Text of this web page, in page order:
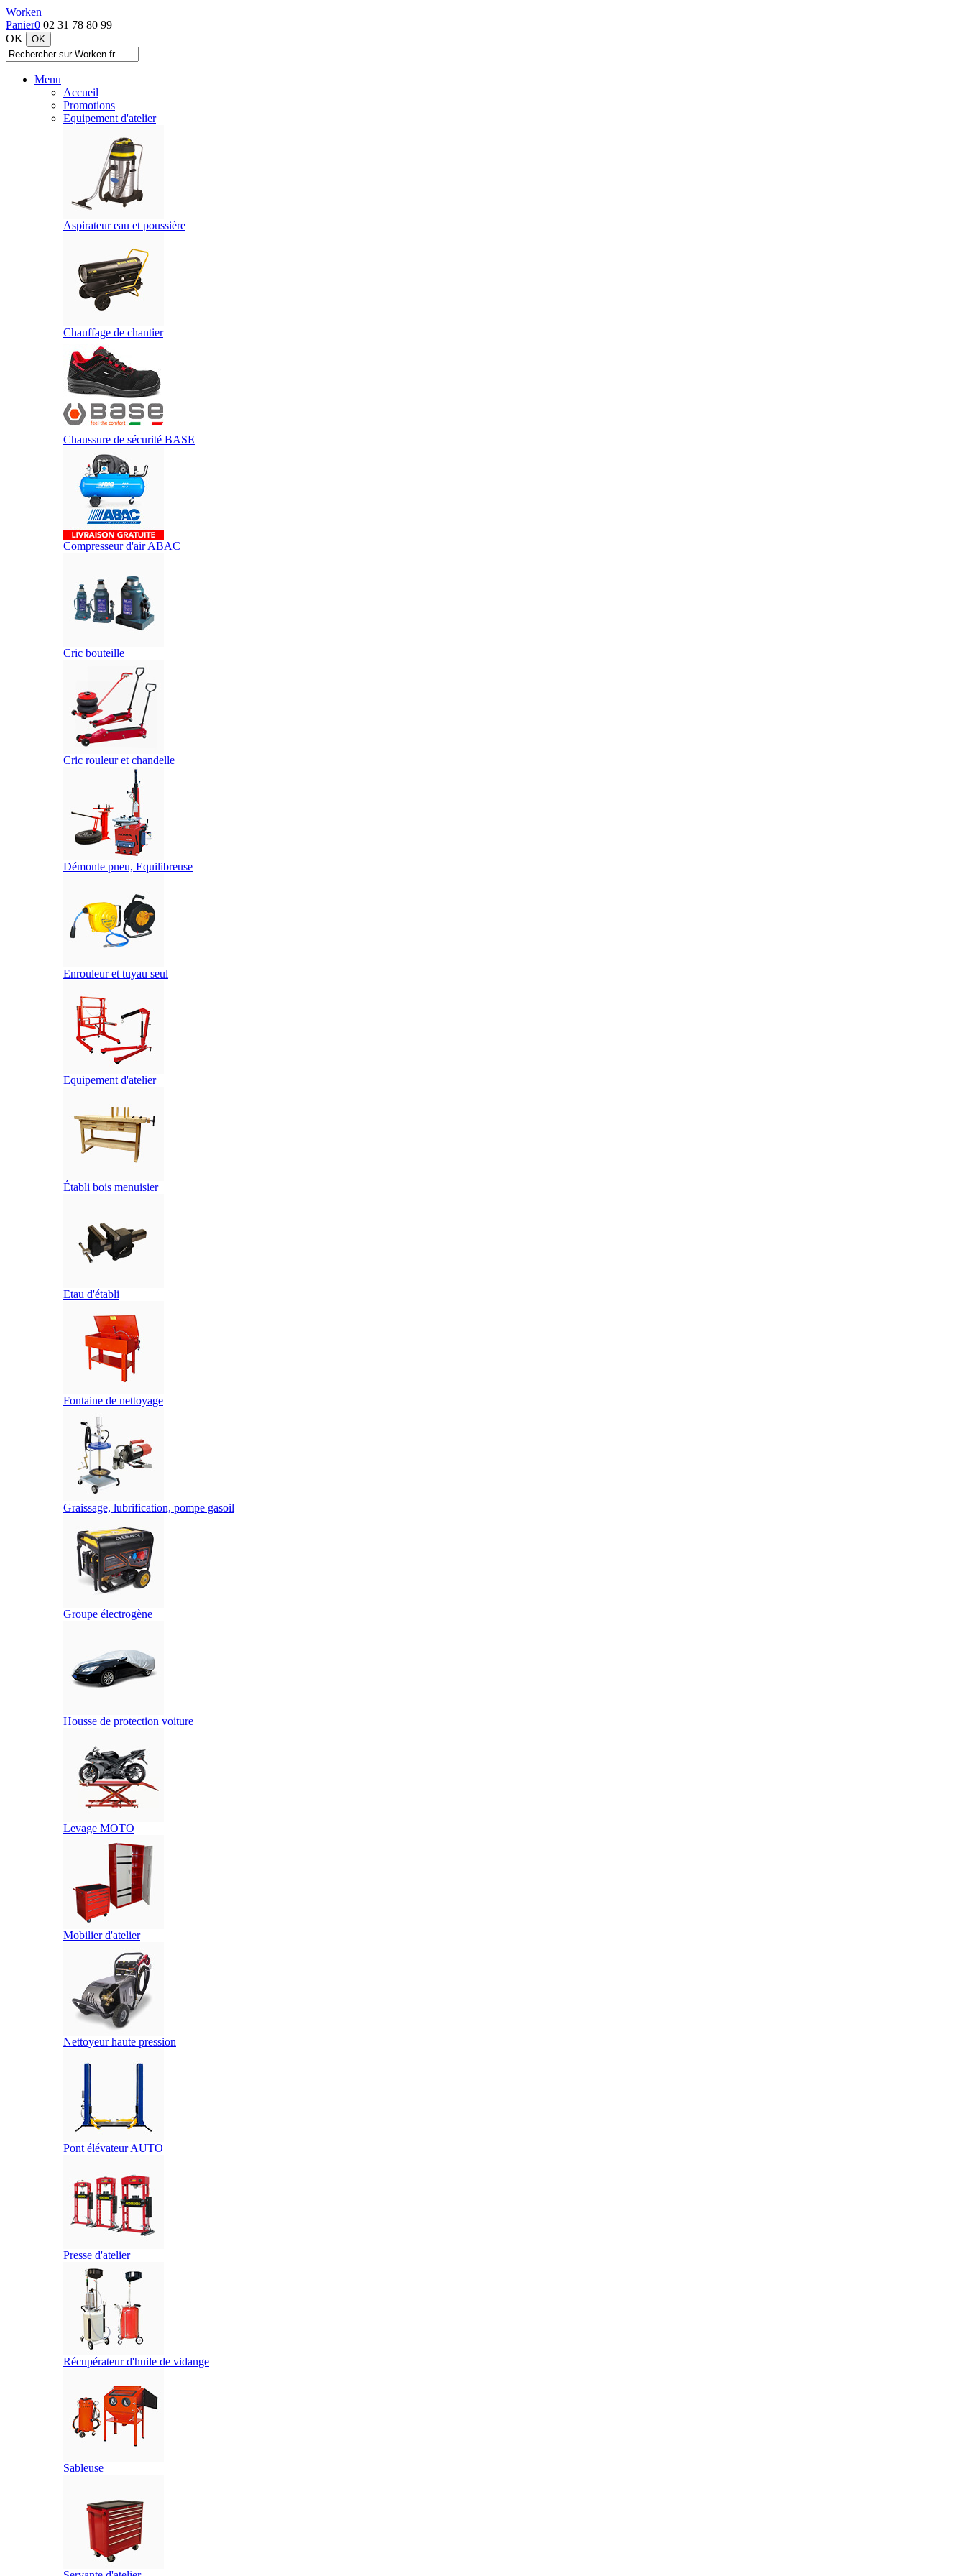
Worken
Panier0 02 31 78 80 99
OK
Menu
Accueil
Promotions
Equipement d'atelier
Aspirateur eau et poussière
Chauffage de chantier
Chaussure de sécurité BASE
Compresseur d'air ABAC
Cric bouteille
Cric rouleur et chandelle
Démonte pneu, Equilibreuse
Enrouleur et tuyau seul
Equipement d'atelier
Établi bois menuisier
Etau d'établi
Fontaine de nettoyage
Graissage, lubrification, pompe gasoil
Groupe électrogène
Housse de protection voiture
Levage MOTO
Mobilier d'atelier
Nettoyeur haute pression
Pont élévateur AUTO
Presse d'atelier
Récupérateur d'huile de vidange
Sableuse